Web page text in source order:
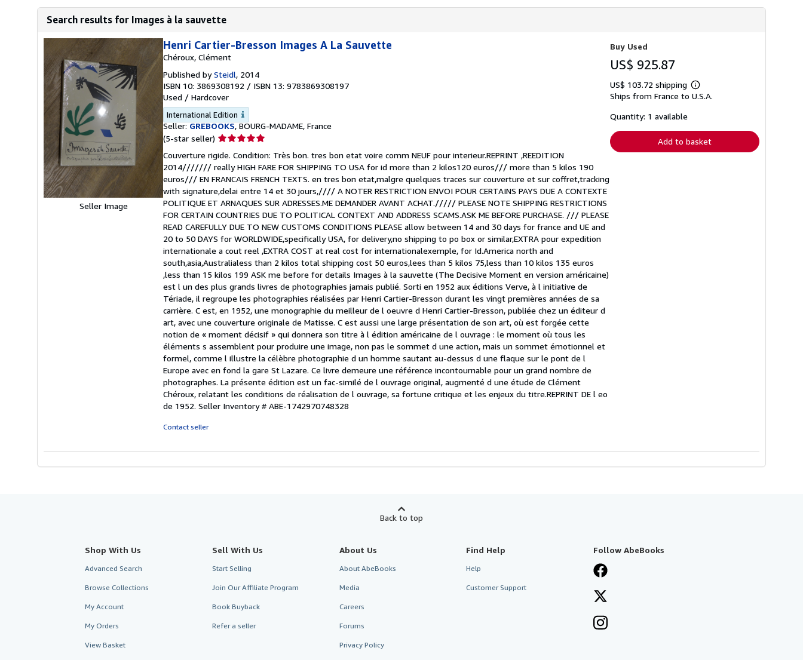
Search results for Images à la sauvette
Seller Image
Henri Cartier-Bresson Images A La Sauvette
Chéroux, Clément
Published bySteidl, 2014
ISBN 10: 3869308192 / ISBN 13: 9783869308197
Used / Hardcover
International Edition
Seller: GREBOOKS, BOURG-MADAME, France
(5-star seller) Seller
5
out
of
5
stars
Couverture rigide. Condition: Très bon. tres bon etat voire comm NEUF pour interieur.REPRINT ,REEDITION
2014/////// really HIGH FARE FOR SHIPPING TO USA for id more than 2 kilos120 euros/// more than 5 kilos 190
euros/// EN FRANCAIS FRENCH TEXTS. en tres bon etat,malgre quelques traces sur couverture et sur coffret,tracking
with signature,delai entre 14 et 30 jours,//// A NOTER RESTRICTION ENVOI POUR CERTAINS PAYS DUE A CONTEXTE
POLITIQUE ET ARNAQUES SUR ADRESSES.ME DEMANDER AVANT ACHAT.///// PLEASE NOTE SHIPPING RESTRICTIONS
FOR CERTAIN COUNTRIES DUE TO POLITICAL CONTEXT AND ADDRESS SCAMS.ASK ME BEFORE PURCHASE. /// PLEASE
READ CAREFULLY DUE TO NEW CUSTOMS CONDITIONS PLEASE allow between 14 and 30 days for france and UE and
20 to 50 DAYS for WORLDWIDE,specifically USA, for delivery,no shipping to po box or similar,EXTRA pour expedition
internationale a cout reel ,EXTRA COST at real cost for internationalexemple, for Id.America north and
south,asia,Australialess than 2 kilos total shipping cost 50 euros,lees than 5 kilos 75,less than 10 kilos 135 euros
,less than 15 kilos 199 ASK me before for details Images à la sauvette (The Decisive Moment en version américaine)
est l un des plus grands livres de photographies jamais publié. Sorti en 1952 aux éditions Verve, à l initiative de
Tériade, il regroupe les photographies réalisées par Henri Cartier-Bresson durant les vingt premières années de sa
carrière. C est, en 1952, une monographie du meilleur de l oeuvre d Henri Cartier-Bresson, publiée chez un éditeur d
art, avec une couverture originale de Matisse. C est aussi une large présentation de son art, où est forgée cette
notion de « moment décisif » qui donnera son titre à l édition américaine de l ouvrage : le moment où tous les
éléments s assemblent pour produire une image, non pas le sommet d une action, mais un sommet émotionnel et
formel, comme l illustre la célèbre photographie d un homme sautant au-dessus d une flaque sur le pont de l
Europe avec en fond la gare St Lazare. Ce livre demeure une référence incontournable pour un grand nombre de
photographes. La présente édition est un fac-similé de l ouvrage original, augmenté d une étude de Clément
Chéroux, relatant les conditions de réalisation de l ouvrage, sa fortune critique et les enjeux du titre.REPRINT DE l eo
de 1952. Seller Inventory # ABE-1742970748328
Contact seller
Buy Used
US$ 925.87
US$ 103.72 shipping
Learn
more
Ships from France to U.S.A.
Quantity: 1 available
Add to basket
Back to top
Shop With Us
Advanced Search
Browse Collections
My Account
My Orders
View Basket
Sell With Us
Start Selling
Join Our Affiliate Program
Book Buyback
Refer a seller
About Us
About AbeBooks
Media
Careers
Forums
Privacy Policy
Find Help
Help
Customer Support
Follow AbeBooks